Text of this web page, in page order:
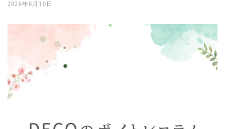
2026年6月10日